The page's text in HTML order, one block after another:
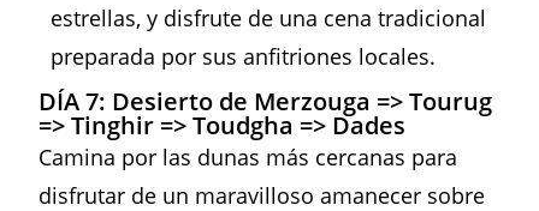
estrellas, y disfrute de una cena tradicional
preparada por sus anfitriones locales.
DÍA 7: Desierto de Merzouga => Tourug
=> Tinghir => Toudgha => Dades
Camina por las dunas más cercanas para
disfrutar de un maravilloso amanecer sobre